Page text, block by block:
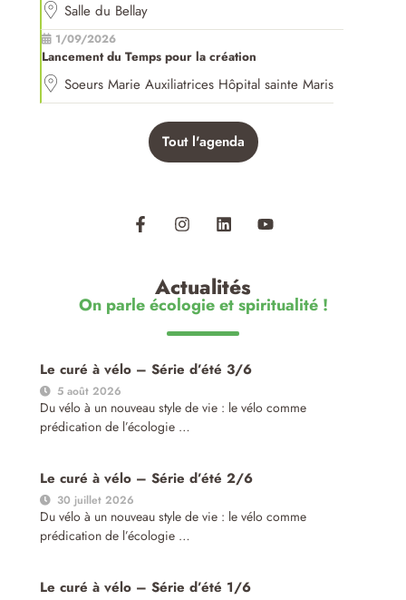
Salle du Bellay
1/09/2026
Lancement du Temps pour la création
Soeurs Marie Auxiliatrices Hôpital sainte Maris
Tout l'agenda
Actualités
On parle écologie et spiritualité !
Le curé à vélo – Série d’été 3/6
5 août 2026
Du vélo à un nouveau style de vie : le vélo comme
prédication de l’écologie …
Le curé à vélo – Série d’été 2/6
30 juillet 2026
Du vélo à un nouveau style de vie : le vélo comme
prédication de l’écologie …
Le curé à vélo – Série d’été 1/6